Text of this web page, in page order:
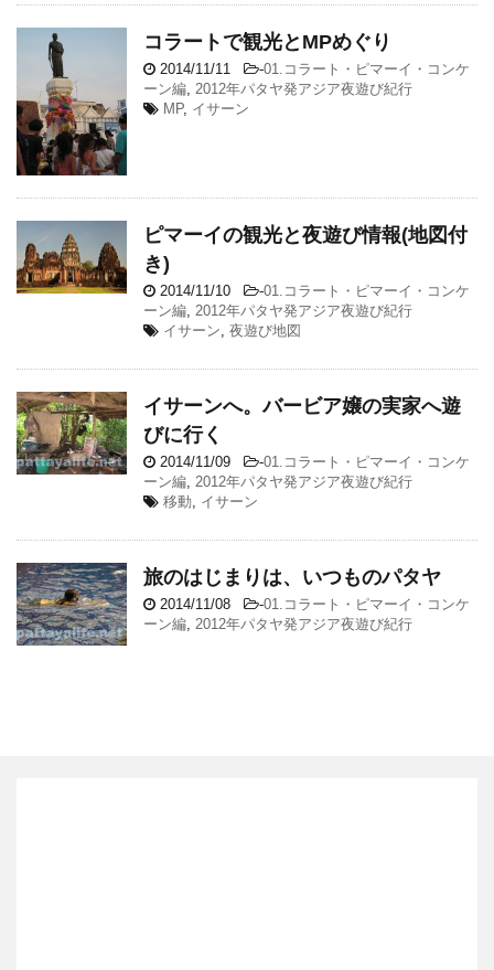
コラートで観光とMPめぐり
2014/11/11 -01.コラート・ピマーイ・コンケ
ーン編, 2012年パタヤ発アジア夜遊び紀行
MP, イサーン
ピマーイの観光と夜遊び情報(地図付
き)
2014/11/10 -01.コラート・ピマーイ・コンケ
ーン編 2012年パタヤ発アジア夜遊び紀行
イサーン 夜遊び地図
イサーンへ。バービア嬢の実家へ遊
びに行く
2014/11/09 -01.コラート・ピマーイ・コンケ
ーン編 2012年パタヤ発アジア夜遊び紀行
移動
イサーン
旅のはじまりは、いつものパタヤ
2014/11/08 -01.コラート・ピマーイ・コンケ
ーン編 2012年パタヤ発アジア夜遊び紀行